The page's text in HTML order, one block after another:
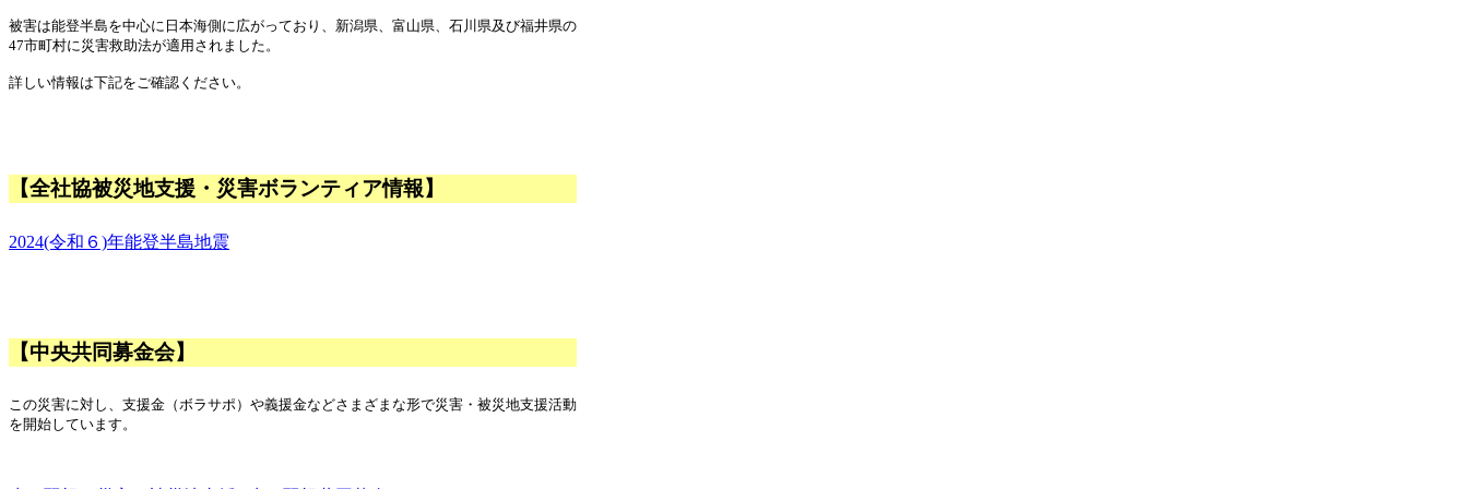
被害は能登半島を中心に日本海側に広がっており、新潟県、富山県、石川県及び福井県の
47市町村に災害救助法が適用されました。
詳しい情報は下記をご確認ください。
【全社協被災地支援・災害ボランティア情報】
2024(令和６)年能登半島地震
【中央共同募金会】
この災害に対し、支援金（ボラサポ）や義援金などさまざまな形で災害・被災地支援活動
を開始しています。